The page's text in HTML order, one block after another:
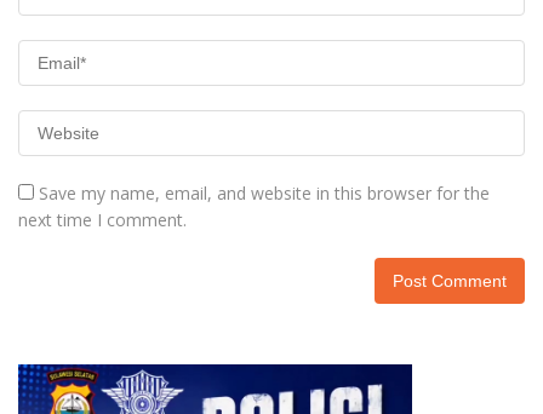
Save my name, email, and website in this browser for the
next time I comment.